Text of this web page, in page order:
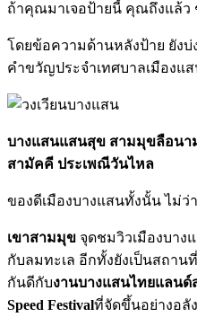
ถ้าคุณมาเจอป้ายนี้ คุณถึงแล้ว
โดยข้อความด้านหลังป้าย ยังบ่
คำขวัญประจำเทศบาลเมืองแ
บางแสนแสนสุข สามมุขลือน
สามัคคี ประเพณีวันไหล
ของดีเมืองบางแสนทั้งนั้น ไม่ว่
เขาสามมุข จุดชมวิวเมืองบาง
กับลมทะเล อีกทั้งยังเป็นสถา
กันดีกับงานบางแสนไทยแลนด์
Speed Festivalที่จัดขึ้นอย่างอลั